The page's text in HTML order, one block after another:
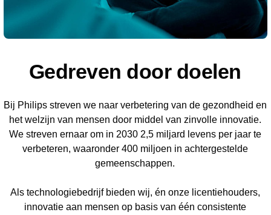
Gedreven door doelen
Bij Philips streven we naar verbetering van de gezondheid en
het welzijn van mensen door middel van zinvolle innovatie.
We streven ernaar om in 2030 2,5 miljard levens per jaar te
verbeteren, waaronder 400 miljoen in achtergestelde
gemeenschappen.
Als technologiebedrijf bieden wij, én onze licentiehouders,
innovatie aan mensen op basis van één consistente